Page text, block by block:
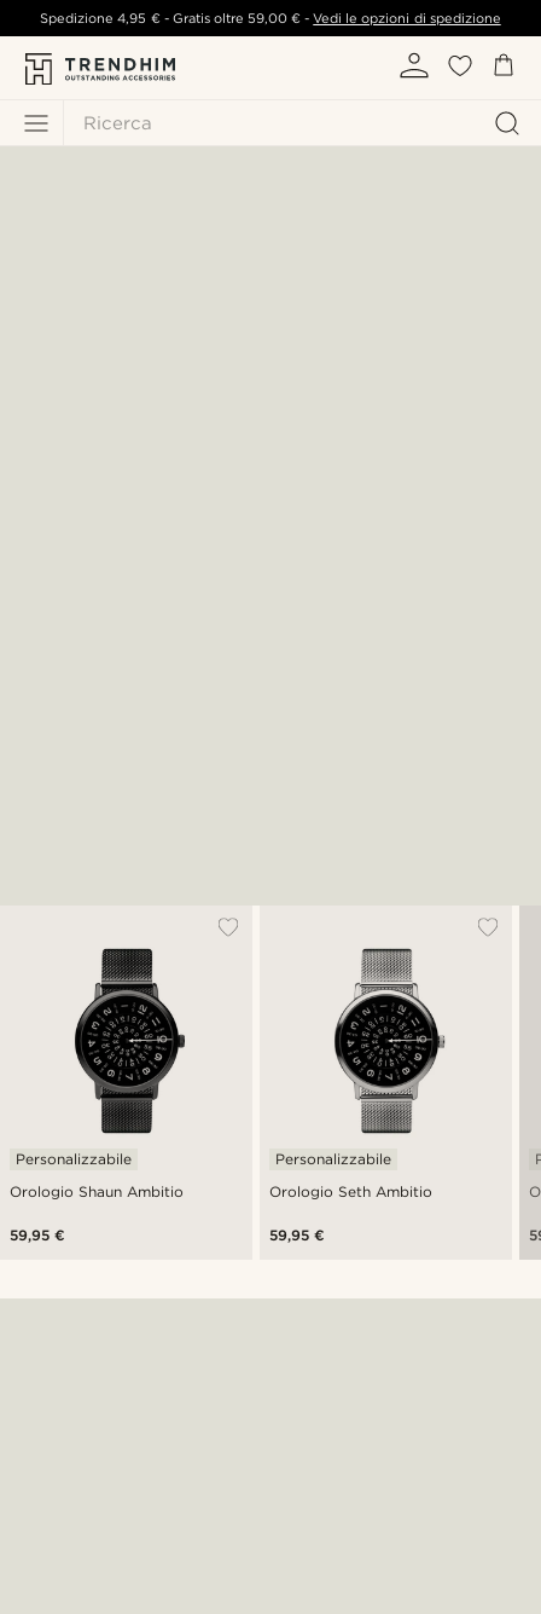
Ricerca
Spedizione4,95 €- Gratis oltre 59,00 € -Vedi le opzioni di spedizione
Orologio Shaun Ambitio
Personalizzabile
59,95 €
Orologio Seth Ambitio
Personalizzabile
59,95 €